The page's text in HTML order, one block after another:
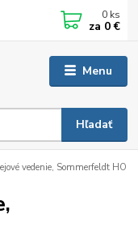
Menu
Hľadať
0 ks
za 0 €
vedenie, Sommerfeldt HO